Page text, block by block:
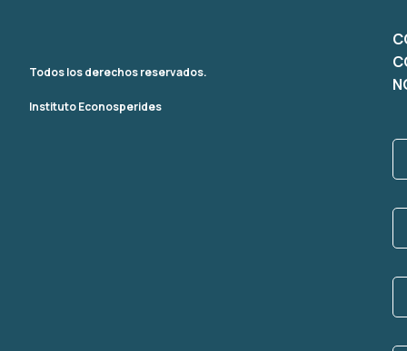
Todos los derechos reservados.
Instituto Econosperides